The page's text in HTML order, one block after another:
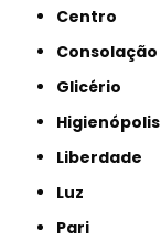
Centro
Consolação
Glicério
Higienópolis
Liberdade
Luz
Pari